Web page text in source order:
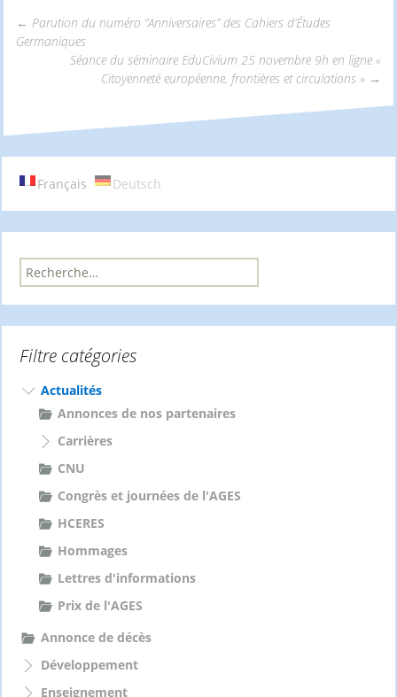
Navigation
des
articles
← Parution du numéro “Anniversaires” des Cahiers d’Études
Germaniques
Séance du séminaire EduCivium 25 novembre 9h en ligne «
Citoyenneté européenne, frontières et circulations » →
Français Deutsch
R
e
r
h
Filtre catégories
Actualités
Annonces de nos partenaires
Carrières
CNU
Congrès et journées de l'AGES
HCERES
Hommages
Lettres d'informations
Prix de l'AGES
Annonce de décès
Développement
Enseignement